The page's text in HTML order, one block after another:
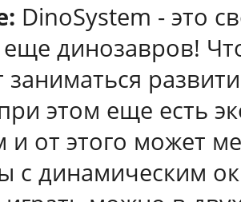
DinoSystem - это
динозавров!
заниматься
этом еще есть
и от этого может
с динамическим